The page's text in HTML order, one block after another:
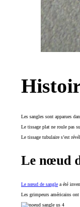
Les sangles sont apparues
Le tissage plat ne roule pas
Le tissage tubulaire s’est
Le nœud
Le nœud de sangle a été
Les grimpeurs américains